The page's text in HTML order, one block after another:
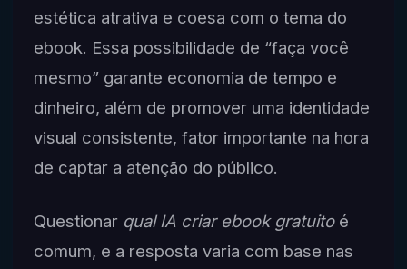
estética atrativa e coesa com o tema do
ebook. Essa possibilidade de “faça você
mesmo” garante economia de tempo e
dinheiro, além de promover uma identidade
visual consistente, fator importante na hora
de captar a atenção do público.
Questionar qual IA criar ebook gratuitoé
comum, e a resposta varia com base nas